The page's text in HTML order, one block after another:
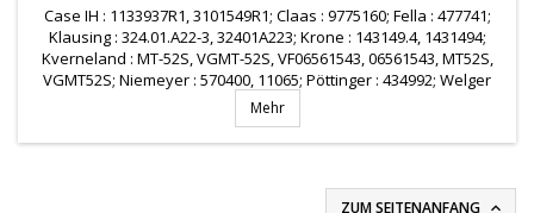
Case IH : 1133937R1, 3101549R1; Claas : 9775160; Fella : 477741;
Klausing : 324.01.A22-3, 32401A223; Krone : 143149.4, 1431494;
Kverneland : MT-52S, VGMT-52S, VF06561543, 06561543, MT52S,
VGMT52S; Niemeyer : 570400, 11065; Pöttinger : 434992; Welger
: 0982150100
Mehr
ZUM SEITENANFANG 